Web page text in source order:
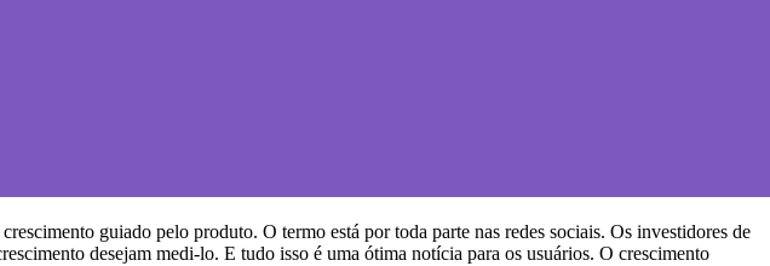
guiado pelo produto. O termo está por toda parte nas redes sociais. Os investidores de
desejam medi-lo. E tudo isso é uma ótima notícia para os usuários. O crescimento